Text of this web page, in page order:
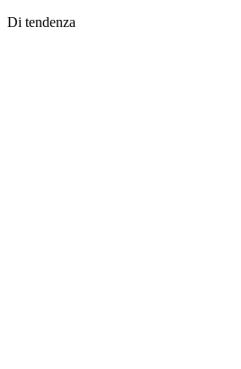
Di tendenza